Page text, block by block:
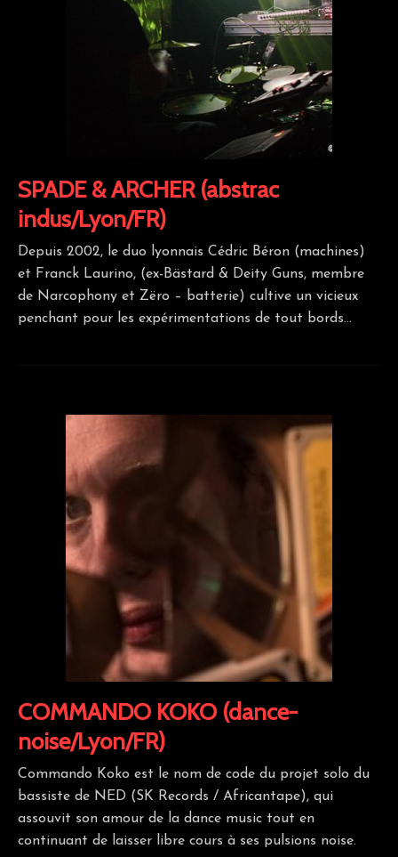
SPADE & ARCHER (abstrac
indus/Lyon/FR)
Depuis 2002, le duo lyonnais Cédric Béron (machines)
et Franck Laurino, (ex-Bästard & Deity Guns, membre
de Narcophony et Zëro – batterie) cultive un vicieux
penchant pour les expérimentations de tout bords…
COMMANDO KOKO (dance-
noise/Lyon/FR)
Commando Koko est le nom de code du projet solo du
bassiste de NED (SK Records / Africantape), qui
assouvit son amour de la dance music tout en
continuant de laisser libre cours à ses pulsions noise.